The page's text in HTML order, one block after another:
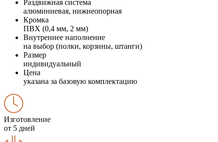
Раздвижная система
алюминиевая, нижнеопорная
Кромка
ПВХ (0,4 мм, 2 мм)
Внутреннее наполнение
на выбор (полки, корзины, штанги)
Размер
индивидуальный
Цена
указана за базовую комплектацию
Изготовление
от 5 дней